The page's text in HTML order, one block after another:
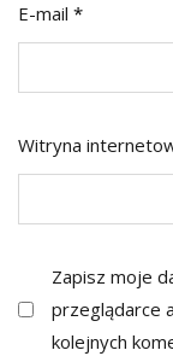
E-mail *
Witryna
Zapisz moje
przeglądarce
kolejnych